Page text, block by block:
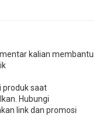
kalian membantu
produk saat
Hubungi
link dan promosi